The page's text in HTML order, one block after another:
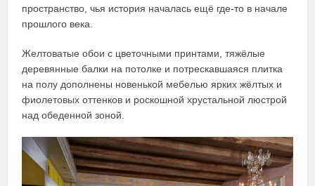
пространство, чья история началась ещё где-то в начале
прошлого века.
Желтоватые обои с цветочными принтами, тяжёлые
деревянные балки на потолке и потрескавшаяся плитка
на полу дополнены новенькой мебелью ярких жёлтых и
фиолетовых оттенков и роскошной хрустальной люстрой
над обеденной зоной.